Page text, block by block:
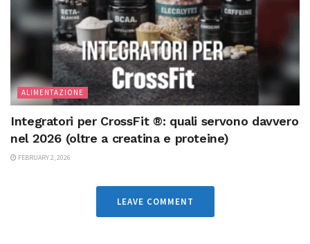
ALIMENTAZIONE
Integratori per CrossFit ®: quali servono davvero
nel 2026 (oltre a creatina e proteine)
FEBRUARY 2, 2026
LEAVE COMMENT